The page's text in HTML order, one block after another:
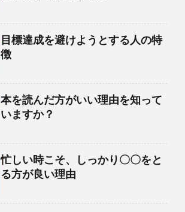
目標達成を避けようとする人の特
徴
本を読んだ方がいい理由を知って
いますか？
忙しい時こそ、しっかり〇〇をと
る方が良い理由